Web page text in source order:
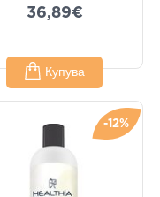
36,89€
Купува
-12%